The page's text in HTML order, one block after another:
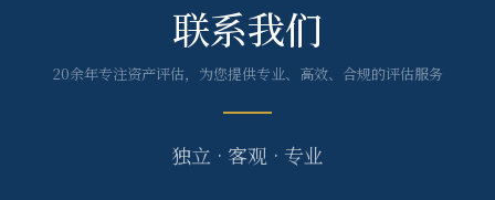
联系我们
20余年专注资产评估，为您提供专业、高效、合规的评估服务
独立 · 客观 · 专业